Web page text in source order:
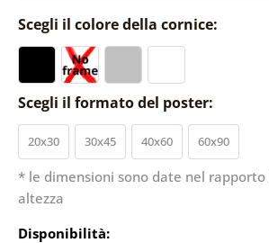
Scegli il colore della cornice:
Scegli il formato del poster:
20x30 30x45 40x60 60x90
* le dimensioni sono date nel rapporto
altezza
Disponibilità: